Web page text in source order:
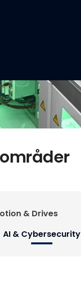
& Drives
AI & Cybersecurity